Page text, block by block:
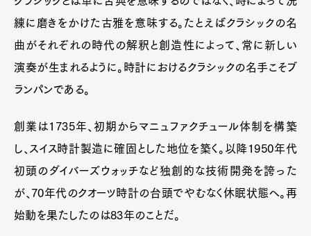
Art&DesignWatch Fashion
ProductCultureLifestyle
Pen Membership
Magazine
Official Columnist
About
練に磨きをかけた古雅を意味する。たとえばクラシックの名
曲がそれぞれの時代の解釈と創造性によって、常に新しい
演奏が生まれるように。時計におけるクラシックの名手こそブ
ランパンである。
創業は1735年、初期からマニュファクチュール体制を構築
し、スイス時計製造に確固とした地位を築く。以降1950年代
初頭のダイバーズウォッチなど独創的な技術開発を誇った
が、70年代のクオーツ時計の台頭でやむなく休眠状態へ。再
始動を果たしたのは83年のことだ。